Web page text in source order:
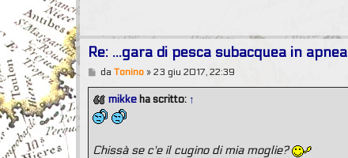
Re: ...gara di pesca subacquea in apnea
M
s
s
a
g
i
da Tonino» 23 giu 2017, 22:39
mikke ha scritto: ↑
Chissà se c'e il cugino di mia moglie?